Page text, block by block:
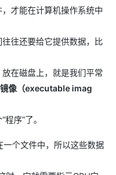
才能在计算机操作系统中
往还要给它提供数据，比
在磁盘上，就是我们平常
像（executable imag
序”了。
一个文件中，所以这些数据